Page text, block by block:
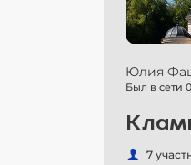
Юлия
Был в сети
7